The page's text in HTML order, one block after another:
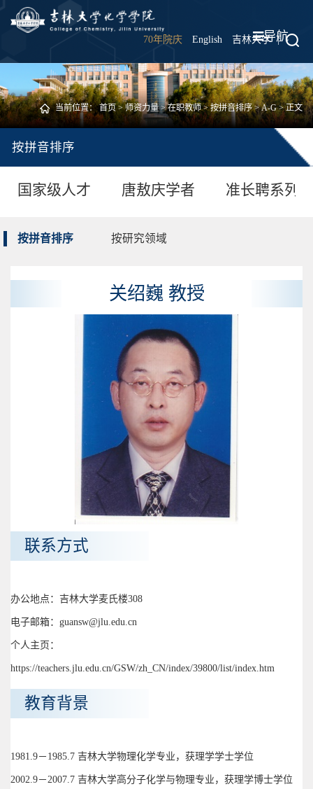
70年院庆 English 吉林大学 |
导航
当前位置：首页>师资力量>在职教师>按拼音排序>A-G> 正文
按拼音排序
国家级人才 唐敖庆学者 准长聘系列
按拼音排序 按研究领域
关绍巍 教授
联系方式
办公地点：吉林大学麦氏楼308
电子邮箱：guansw@jlu.edu.cn
个人主页：
https://teachers.jlu.edu.cn/GSW/zh_CN/index/39800/list/index.htm
教育背景
1981.9－1985.7 吉林大学物理化学专业，获理学学士学位
2002.9－2007.7 吉林大学高分子化学与物理专业，获理学博士学位